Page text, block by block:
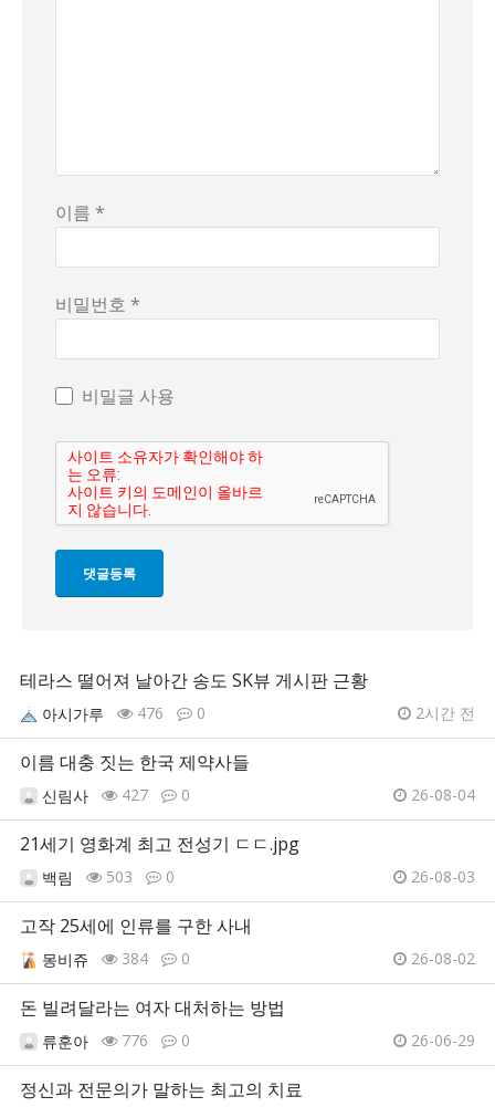
이름 *
비밀번호 *
비밀글 사용
테라스 떨어져 날아간 송도 SK뷰 게시판 근황
아시가루 476 0 2시간 전
이름 대충 짓는 한국 제약사들
신림사 427 0 26-08-04
21세기 영화계 최고 전성기 ㄷㄷ.jpg
백림 503 0 26-08-03
고작 25세에 인류를 구한 사내
몽비쥬 384 0 26-08-02
돈 빌려달라는 여자 대처하는 방법
류훈아 776 0 26-06-29
정신과 전문의가 말하는 최고의 치료